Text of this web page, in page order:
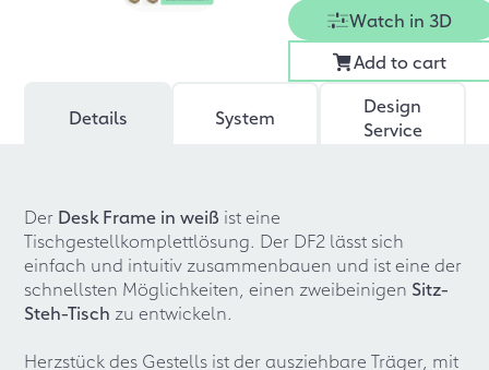
Watch in 3D
Add to cart
Details System
Design
Service
Der Desk Frame in weiß ist eine
Tischgestellkomplettlösung. Der DF2 lässt sich
einfach und intuitiv zusammenbauen und ist eine der
schnellsten Möglichkeiten, einen zweibeinigen Sitz-
Steh-Tisch zu entwickeln.
Herzstück des Gestells ist der ausziehbare Träger, mit